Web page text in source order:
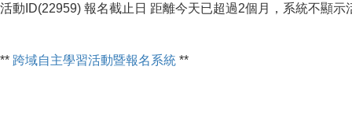
活動ID(22959) 報名截止日 距離今天已超過2個月，系統不顯示
** 跨域自主學習活動暨報名系統 **